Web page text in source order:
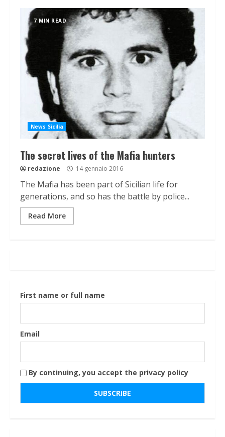
7 MIN READ
News Sicilia
The secret lives of the Mafia hunters
redazione 14 gennaio 2016
The Mafia has been part of Sicilian life for
generations, and so has the battle by police...
Read More
First name or full name
Email
By continuing, you accept the privacy policy